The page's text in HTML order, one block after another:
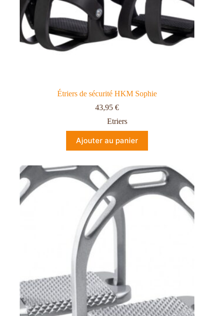
Étriers de sécurité HKM Sophie
43,95€
Etriers
Ajouter au panier